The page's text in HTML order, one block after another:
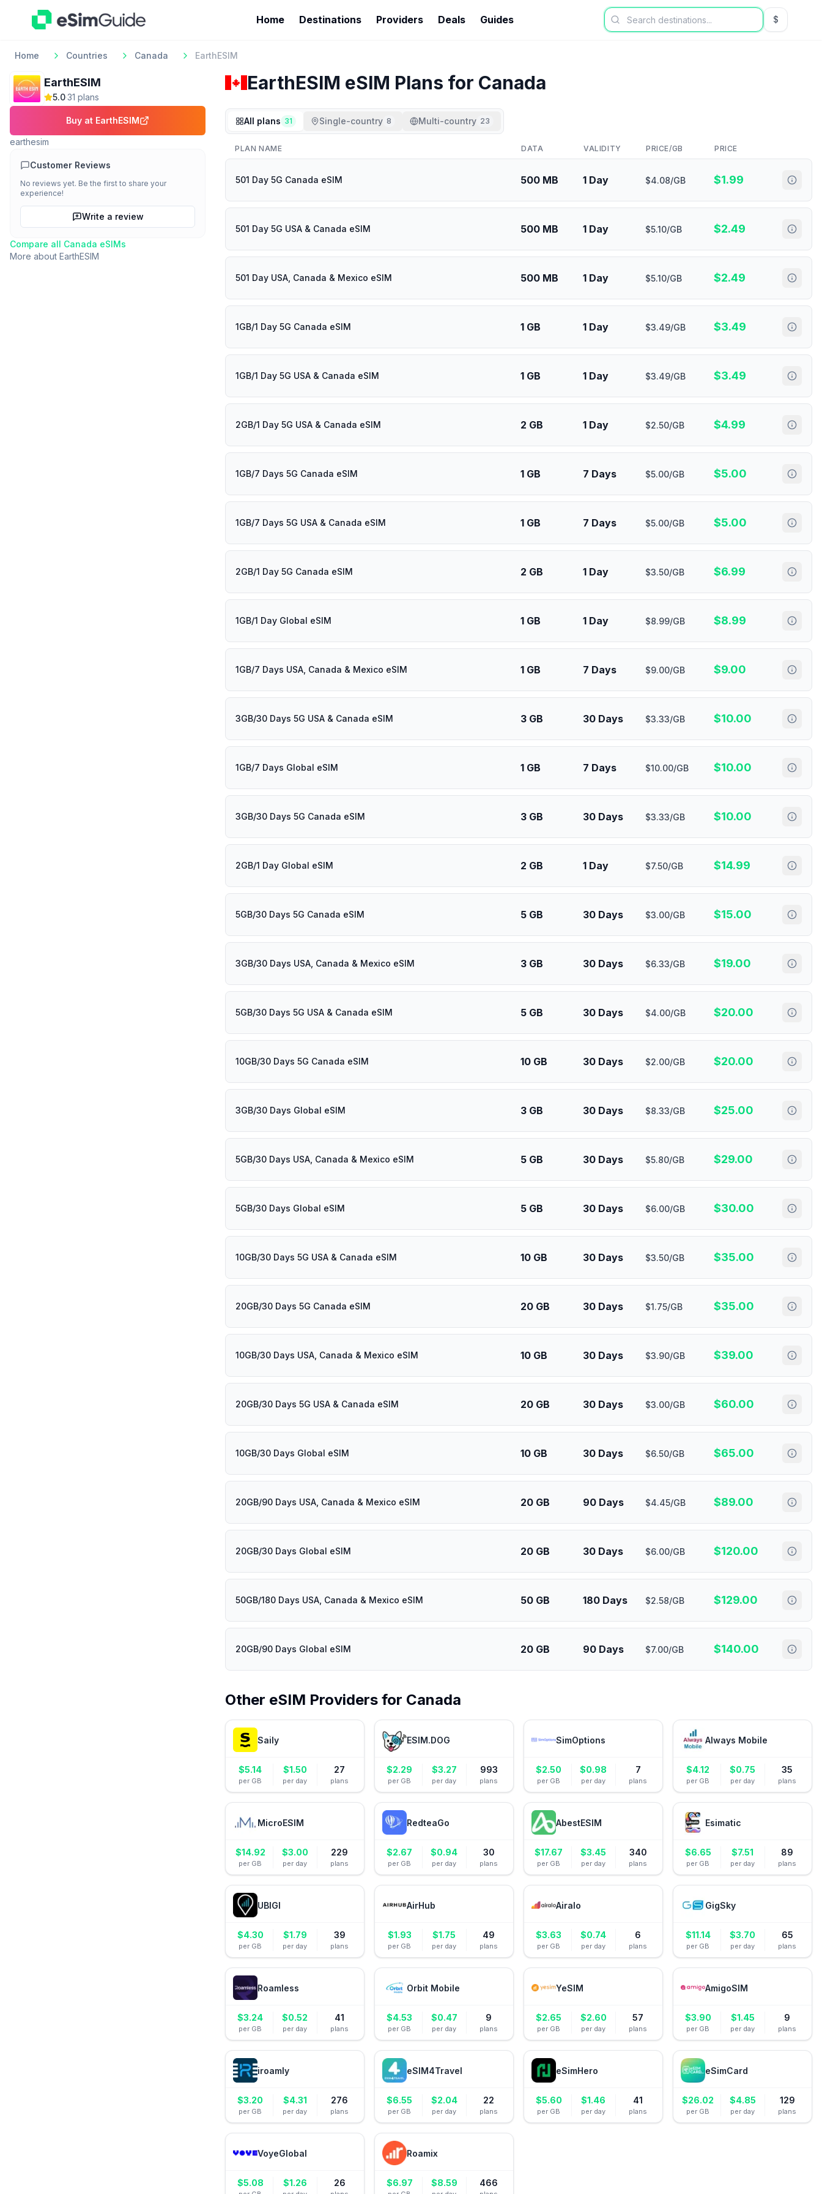
Home Destinations Providers Deals Guides $USD US
Home Countries Canada EarthESIM
EarthESIM
5.0·31 plans
Buy at EarthESIM
earthesim
Customer Reviews
No reviews yet. Be the first to share your
experience!
Write a review
Compare all Canada eSIMs
More about EarthESIM
EarthESIM eSIM Plans for Canada
All plans 31 Single-country 8 Multi-country 23
PLAN NAME DATA VALIDITY PRICE/GB PRICE
501 Day 5G Canada eSIM 500 MB 1 Day $4.08/GB $1.99
501 Day 5G USA & Canada eSIM 500 MB 1 Day $5.10/GB $2.49
501 Day USA, Canada & Mexico eSIM 500 MB 1 Day $5.10/GB $2.49
1GB/1 Day 5G Canada eSIM 1 GB 1 Day $3.49/GB $3.49
1GB/1 Day 5G USA & Canada eSIM 1 GB 1 Day $3.49/GB $3.49
2GB/1 Day 5G USA & Canada eSIM 2 GB 1 Day $2.50/GB $4.99
1GB/7 Days 5G Canada eSIM 1 GB 7 Days $5.00/GB $5.00
1GB/7 Days 5G USA & Canada eSIM 1 GB 7 Days $5.00/GB $5.00
2GB/1 Day 5G Canada eSIM 2 GB 1 Day $3.50/GB $6.99
1GB/1 Day Global eSIM 1 GB 1 Day $8.99/GB $8.99
1GB/7 Days USA, Canada & Mexico eSIM 1 GB 7 Days $9.00/GB $9.00
3GB/30 Days 5G USA & Canada eSIM 3 GB 30 Days $3.33/GB $10.00
1GB/7 Days Global eSIM 1 GB 7 Days $10.00/GB $10.00
3GB/30 Days 5G Canada eSIM 3 GB 30 Days $3.33/GB $10.00
2GB/1 Day Global eSIM 2 GB 1 Day $7.50/GB $14.99
5GB/30 Days 5G Canada eSIM 5 GB 30 Days $3.00/GB $15.00
3GB/30 Days USA, Canada & Mexico eSIM 3 GB 30 Days $6.33/GB $19.00
5GB/30 Days 5G USA & Canada eSIM 5 GB 30 Days $4.00/GB $20.00
10GB/30 Days 5G Canada eSIM 10 GB 30 Days $2.00/GB $20.00
3GB/30 Days Global eSIM 3 GB 30 Days $8.33/GB $25.00
5GB/30 Days USA, Canada & Mexico eSIM 5 GB 30 Days $5.80/GB $29.00
5GB/30 Days Global eSIM 5 GB 30 Days $6.00/GB $30.00
10GB/30 Days 5G USA & Canada eSIM 10 GB 30 Days $3.50/GB $35.00
20GB/30 Days 5G Canada eSIM 20 GB 30 Days $1.75/GB $35.00
10GB/30 Days USA, Canada & Mexico eSIM 10 GB 30 Days $3.90/GB $39.00
20GB/30 Days 5G USA & Canada eSIM 20 GB 30 Days $3.00/GB $60.00
10GB/30 Days Global eSIM 10 GB 30 Days $6.50/GB $65.00
20GB/90 Days USA, Canada & Mexico eSIM 20 GB 90 Days $4.45/GB $89.00
20GB/30 Days Global eSIM 20 GB 30 Days $6.00/GB $120.00
50GB/180 Days USA, Canada & Mexico eSIM 50 GB 180 Days $2.58/GB $129.00
20GB/90 Days Global eSIM 20 GB 90 Days $7.00/GB $140.00
Other eSIM Providers for Canada
Saily
$5.14
per GB
$1.50
per day
27
plans
ESIM.DOG
$2.29
per GB
$3.27
per day
993
plans
SimOptions
$2.50
per GB
$0.98
per day
7
plans
Always Mobile
$4.12
per GB
$0.75
per day
35
plans
MicroESIM
$14.92
per GB
$3.00
per day
229
plans
RedteaGo
$2.67
per GB
$0.94
per day
30
plans
AbestESIM
$17.67
per GB
$3.45
per day
340
plans
Esimatic
$6.65
per GB
$7.51
per day
89
plans
UBIGI
$4.30
per GB
$1.79
per day
39
plans
AirHub
$1.93
per GB
$1.75
per day
49
plans
Airalo
$3.63
per GB
$0.74
per day
6
plans
GigSky
$11.14
per GB
$3.70
per day
65
plans
Roamless
$3.24
per GB
$0.52
per day
41
plans
Orbit Mobile
$4.53
per GB
$0.47
per day
9
plans
YeSIM
$2.65
per GB
$2.60
per day
57
plans
AmigoSIM
$3.90
per GB
$1.45
per day
9
plans
iroamly
$3.20
per GB
$4.31
per day
276
plans
eSIM4Travel
$6.55
per GB
$2.04
per day
22
plans
eSimHero
$5.60
per GB
$1.46
per day
41
plans
eSimCard
$26.02
per GB
$4.85
per day
129
plans
VoyeGlobal
$5.08 $1.26 26
Roamix
$6.97 $8.59 466